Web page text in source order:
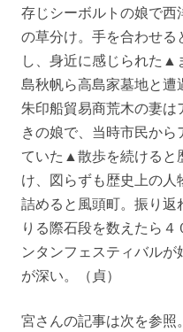
存じシーボルトの娘で
の草分け。手を合わせる
し、身近に感じられた▲
島秋帆ら高島家墓地と遭
朱印船貿易商荒木の妻
きの娘で、当時市民か
ていた▲散歩を続けると
け、図らずも歴史上の人
詰めると風頭町。振り
りる際石段を数えたら
ンタンフェスティバル
が深い。（貞）
宮さんの記事は次を参